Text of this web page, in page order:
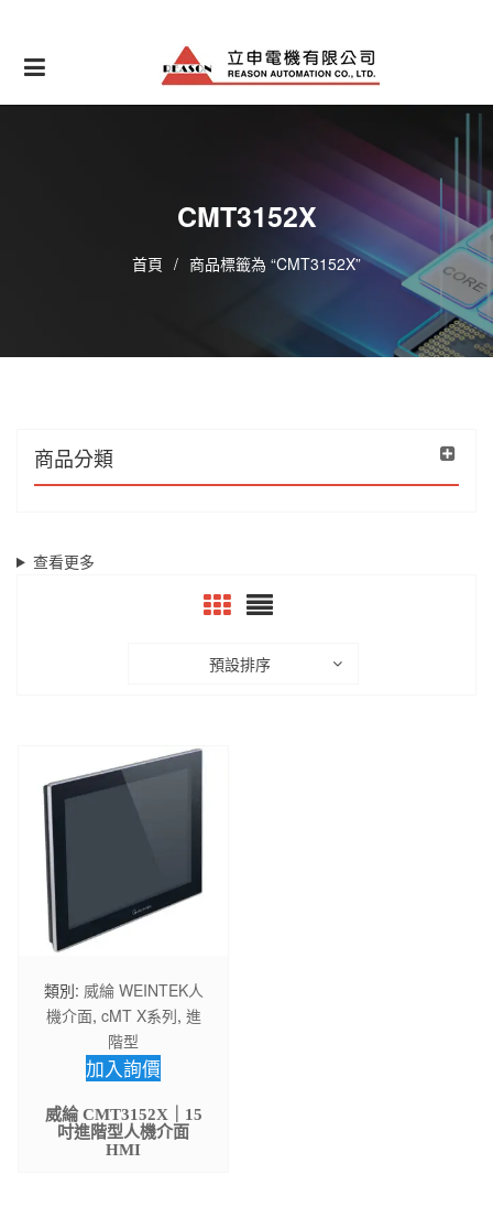
content
CMT3152X
首頁 / 商品標籤為 “CMT3152X”
商品分類
查看更多
預設排序
類別: 威綸 WEINTEK人
機介面, cMT X系列, 進
階型
加入詢價
威綸 CMT3152X｜15
吋進階型人機介面
HMI